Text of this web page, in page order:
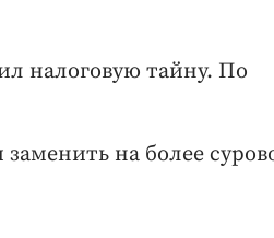
налоговую тайну. По
на более